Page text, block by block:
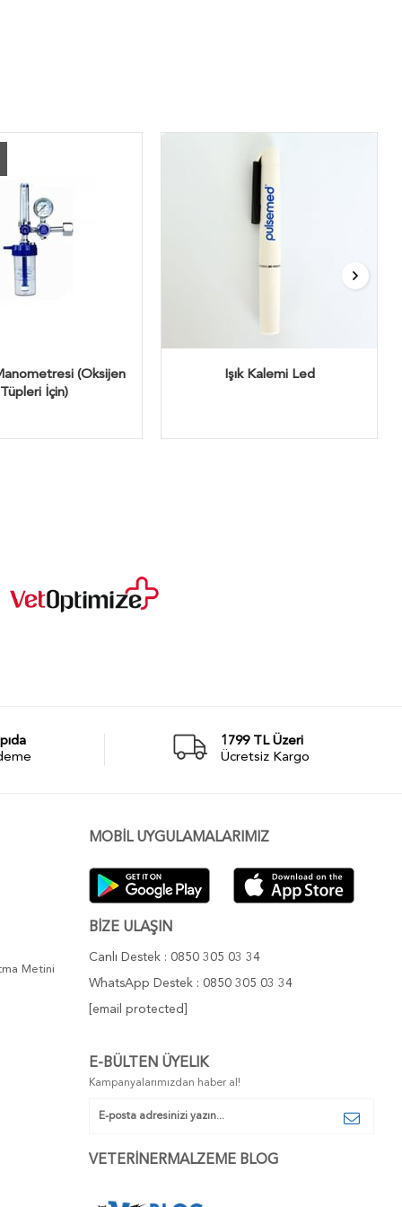
(Oksijen
Tüpleri İçin)
Işık Kalemi Led
1799 TL Üzeri
Ücretsiz Kargo
Metini
MOBİL UYGULAMALARIMIZ
BİZE ULAŞIN
Canlı Destek : 0850 305 03 34
WhatsApp Destek : 0850 305 03 34
[email protected]
E-BÜLTEN ÜYELIK
Kampanyalarımızdan haber al!
VETERİNERMALZEME BLOG